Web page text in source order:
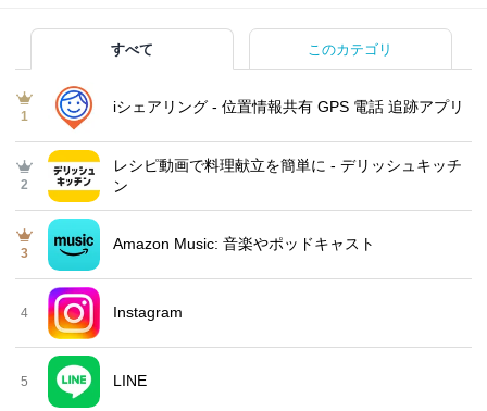
すべて このカテゴリ
1
iシェアリング - 位置情報共有 GPS 電話 追跡アプリ
2
レシピ動画で料理献立を簡単‪に - デリッシュキッチ
ン
3
Amazon Music: 音楽やポッドキャスト
4 Instagram
5 LINE